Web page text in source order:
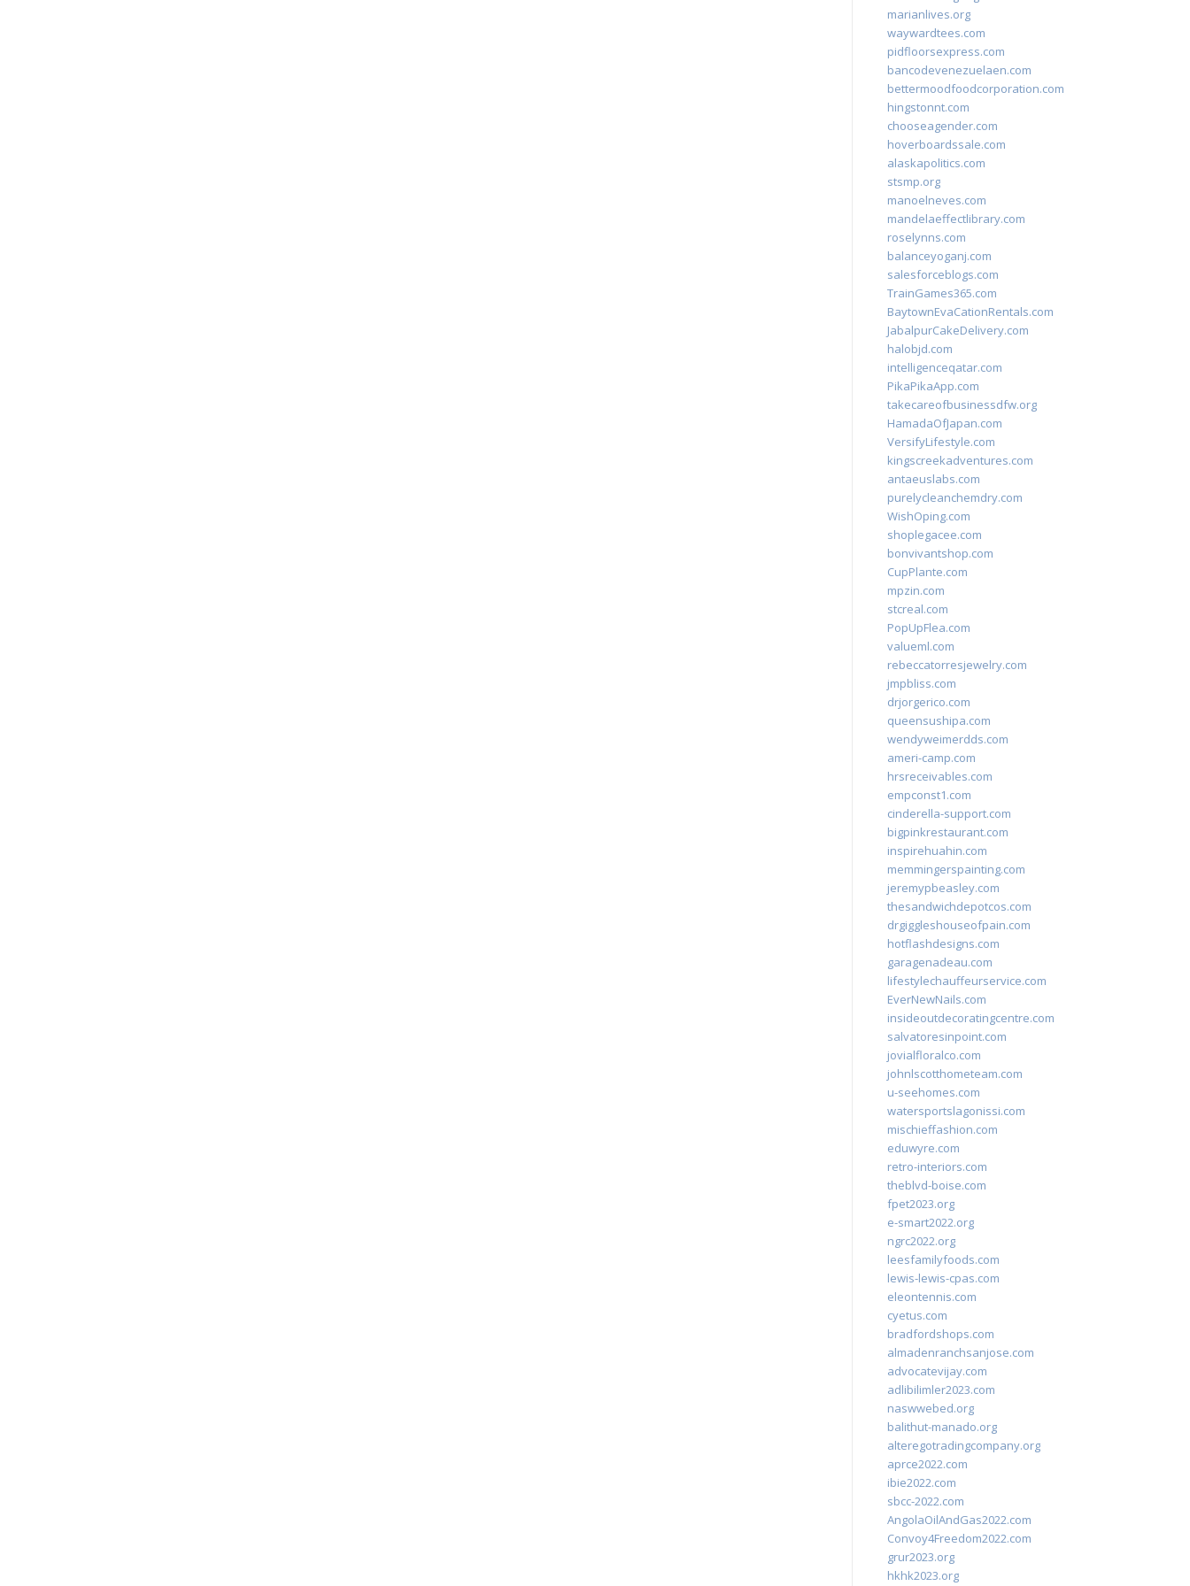
marianlives.org
waywardtees.com
pidfloorsexpress.com
bancodevenezuelaen.com
bettermoodfoodcorporation.com
hingstonnt.com
chooseagender.com
hoverboardssale.com
alaskapolitics.com
stsmp.org
manoelneves.com
mandelaeffectlibrary.com
roselynns.com
balanceyoganj.com
salesforceblogs.com
TrainGames365.com
BaytownEvaCationRentals.com
JabalpurCakeDelivery.com
halobjd.com
intelligenceqatar.com
PikaPikaApp.com
takecareofbusinessdfw.org
HamadaOfJapan.com
VersifyLifestyle.com
kingscreekadventures.com
antaeuslabs.com
purelycleanchemdry.com
WishOping.com
shoplegacee.com
bonvivantshop.com
CupPlante.com
mpzin.com
stcreal.com
PopUpFlea.com
valueml.com
rebeccatorresjewelry.com
jmpbliss.com
drjorgerico.com
queensushipa.com
wendyweimerdds.com
ameri-camp.com
hrsreceivables.com
empconst1.com
cinderella-support.com
bigpinkrestaurant.com
inspirehuahin.com
memmingerspainting.com
jeremypbeasley.com
thesandwichdepotcos.com
drgiggleshouseofpain.com
hotflashdesigns.com
garagenadeau.com
lifestylechauffeurservice.com
EverNewNails.com
insideoutdecoratingcentre.com
salvatoresinpoint.com
jovialfloralco.com
johnlscotthometeam.com
u-seehomes.com
watersportslagonissi.com
mischieffashion.com
eduwyre.com
retro-interiors.com
theblvd-boise.com
fpet2023.org
e-smart2022.org
ngrc2022.org
leesfamilyfoods.com
lewis-lewis-cpas.com
eleontennis.com
cyetus.com
bradfordshops.com
almadenranchsanjose.com
advocatevijay.com
adlibilimler2023.com
naswwebed.org
balithut-manado.org
alteregotradingcompany.org
aprce2022.com
ibie2022.com
sbcc-2022.com
AngolaOilAndGas2022.com
Convoy4Freedom2022.com
grur2023.org
hkhk2023.org